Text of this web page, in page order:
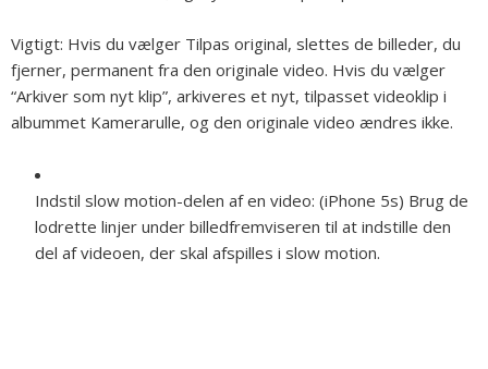
Vigtigt: Hvis du vælger Tilpas original, slettes de billeder, du
fjerner, permanent fra den originale video. Hvis du vælger
“Arkiver som nyt klip”, arkiveres et nyt, tilpasset videoklip i
albummet Kamerarulle, og den originale video ændres ikke.
Indstil slow motion-delen af en video: (iPhone 5s) Brug de
lodrette linjer under billedfremviseren til at indstille den
del af videoen, der skal afspilles i slow motion.